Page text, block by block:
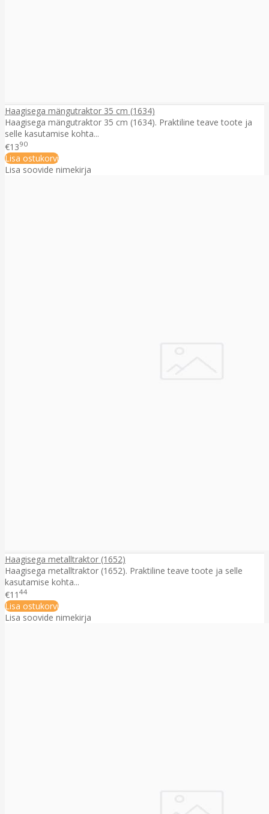
Haagisega mängutraktor 35 cm (1634)
Haagisega mängutraktor 35 cm (1634). Praktiline teave toote ja
selle kasutamise kohta...
€1390
Lisa ostukorvi
Lisa soovide nimekirja
Haagisega metalltraktor (1652)
Haagisega metalltraktor (1652). Praktiline teave toote ja selle
kasutamise kohta...
€11 44
Lisa ostukorvi
Lisa soovide nimekirja